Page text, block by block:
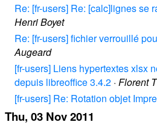
Re: [fr-users] Re: [calc]lignes se
Henri Boyet
Re: [fr-users] fichier verrouillé
Augeard
[fr-users] Liens hypertextes xlsx
depuis libreoffice 3.4.2 · Florent
[fr-users] Re: Rotation objet
Thu, 03 Nov 2011